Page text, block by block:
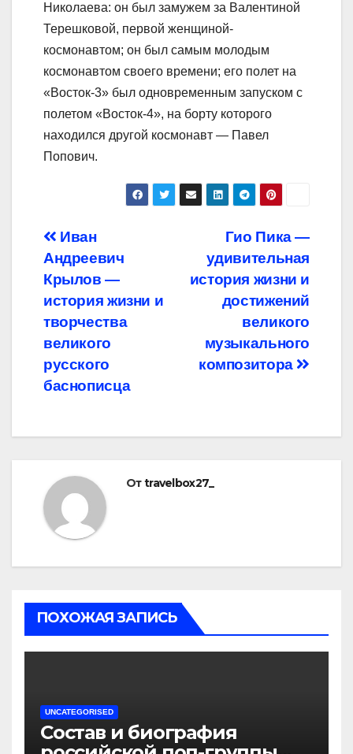
Николаева: он был замужем за Валентиной
Терешковой, первой женщиной-
космонавтом; он был самым молодым
космонавтом своего времени; его полет на
«Восток-3» был одновременным запуском с
полетом «Восток-4», на борту которого
находился другой космонавт — Павел
Попович.
Навигация
по
записям
Гио Пика —
удивительная
история жизни и
достижений
великого
музыкального
композитора
Иван
Андреевич
Крылов —
история жизни и
творчества
великого
русского
баснописца
Отtravelbox27_
ПОХОЖАЯ ЗАПИСЬ
UNCATEGORISED
Состав и биография